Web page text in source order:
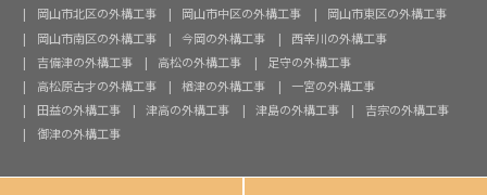
岡山市北区の外構工事
岡山市中区の外構工事
岡山市東区の外構工事
岡山市南区の外構工事
今岡の外構工事
西辛川の外構工事
吉備津の外構工事
高松の外構工事
足守の外構工事
高松原古才の外構工事
楢津の外構工事
一宮の外構工事
田益の外構工事
津高の外構工事 津島の外構工事
吉宗の外構工事
御津の外構工事